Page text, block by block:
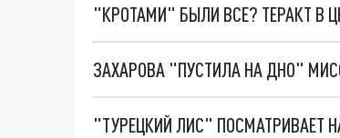
"КРОТАМИ" БЫЛИ ВСЕ? ТЕРАКТ В
ЗАХАРОВА "ПУСТИЛА НА ДНО"
"ТУРЕЦКИЙ ЛИС" ПОСМАТРИВАЕТ